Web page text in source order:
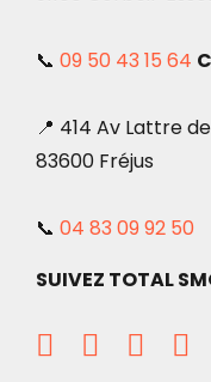
📞 09 50 43 15 64
📍 414 Av Lattre
83600 Fréjus
📞 04 83 09 92 50
SUIVEZ TOTAL